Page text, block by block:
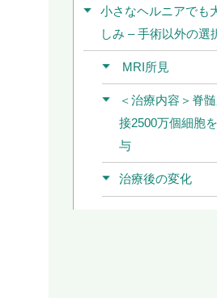
小さなヘルニアでも
しみ – 手術以外の選
MRI所見
＜治療内容＞脊
接2500万個細胞
与
治療後の変化